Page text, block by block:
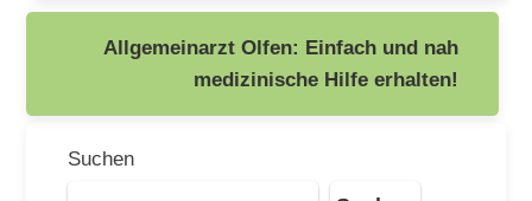
Allgemeinarzt Olfen: Einfach und nah
medizinische Hilfe erhalten!
Suchen